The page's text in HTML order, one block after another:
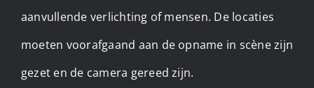
aanvullende verlichting of mensen. De locaties
moeten voorafgaand aan de opname in scène zijn
gezet en de camera gereed zijn.